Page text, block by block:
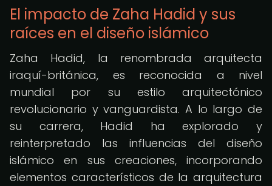
El impacto de Zaha Hadid y sus
raíces en el diseño islámico
Zaha Hadid, la renombrada arquitecta
iraquí-británica, es reconocida a nivel
mundial por su estilo arquitectónico
revolucionario y vanguardista. A lo largo de
su carrera, Hadid ha explorado y
reinterpretado las influencias del diseño
islámico en sus creaciones, incorporando
elementos característicos de la arquitectura